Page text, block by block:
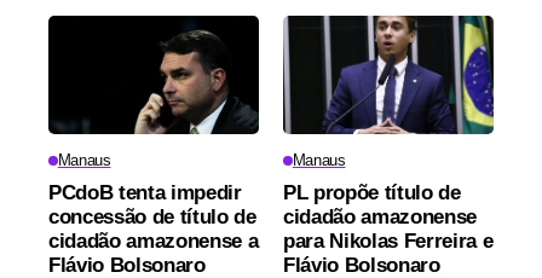
Manaus
PCdoB tenta impedir
concessão de título de
cidadão amazonense a
Flávio Bolsonaro
Manaus
PL propõe título de
cidadão amazonense
para Nikolas Ferreira e
Flávio Bolsonaro